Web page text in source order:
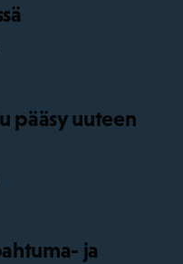
pääsy uuteen
ja